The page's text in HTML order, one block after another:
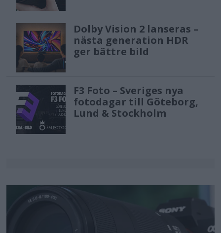
Dolby Vision 2 lanseras –
nästa generation HDR
ger bättre bild
F3 Foto – Sveriges nya
fotodagar till Göteborg,
Lund & Stockholm